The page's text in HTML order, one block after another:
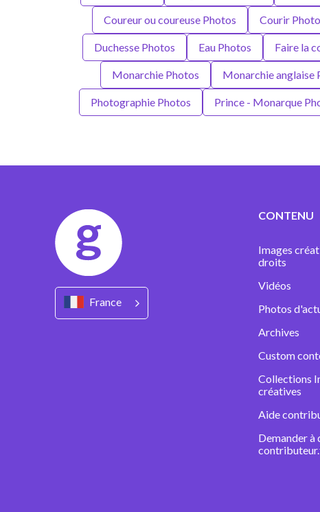
Coureur ou coureuse Photos Courir
Duchesse Photos Eau Photos Faire la
Monarchie Photos Monarchie anglaise
Photographie Photos Prince - Monarque
France
CONTENU
Images
droits
Vidéos
Photos
Archives
Custom
Collections
créatives
Aide
Demander à